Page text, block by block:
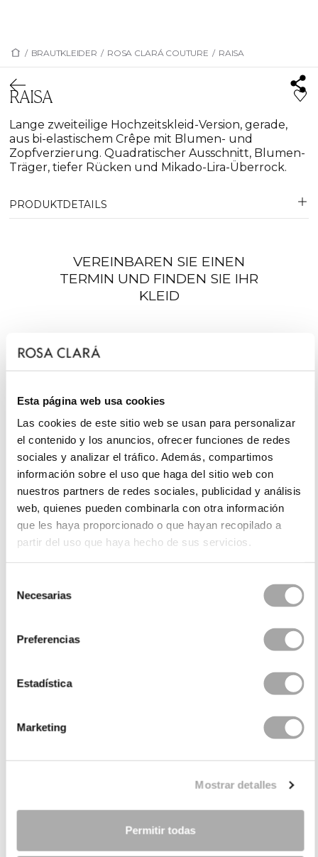
Esta página web usa cookies
Las cookies de este sitio web se usan para personalizar
el contenido y los anuncios, ofrecer funciones de redes
sociales y analizar el tráfico. Además, compartimos
información sobre el uso que haga del sitio web con
nuestros partners de redes sociales, publicidad y análisis
web, quienes pueden combinarla con otra información
que les haya proporcionado o que hayan recopilado a
partir del uso que haya hecho de sus servicios.
Necesarias
Preferencias
Estadística
Marketing
Mostrar detalles
Permitir todas
/ BRAUTKLEIDER / ROSA CLARÁ COUTURE / RAISA
RAISA
Lange zweiteilige Hochzeitskleid-Version, gerade,
aus bi-elastischem Crêpe mit Blumen- und
Zopfverzierung. Quadratischer Ausschnitt, Blumen-
Träger, tiefer Rücken und Mikado-Lira-Überrock.
PRODUKTDETAILS
VEREINBAREN SIE EINEN
TERMIN UND FINDEN SIE IHR
KLEID